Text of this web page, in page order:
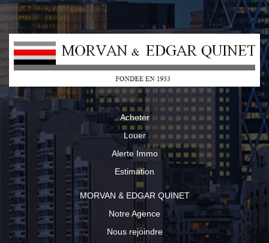
Acheter
Louer
Alerte Immo
Estimation
MORVAN & EDGAR QUINET
Notre Agence
Nous rejoindre